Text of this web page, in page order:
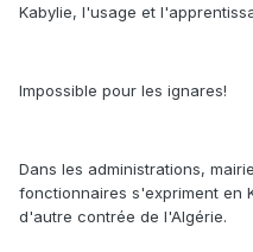
Kabylie, l'usage et
Impossible pour les ignares!
Dans les administrations,
fonctionnaires s'expriment en
d'autre contrée de l'Algérie.